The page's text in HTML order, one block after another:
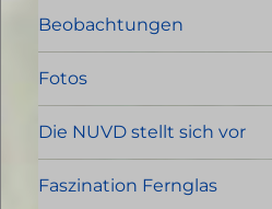
Beobachtungen
Fotos
Die NUVD stellt sich vor
Faszination Fernglas